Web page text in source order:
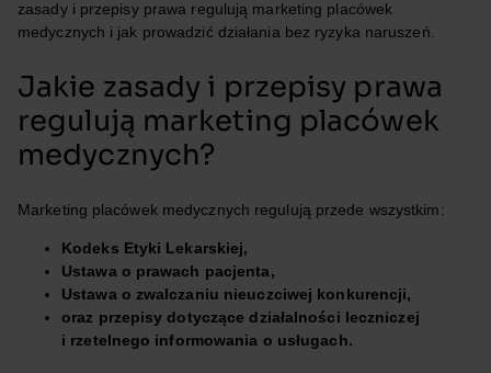
zasady i przepisy prawa regulują marketing placówek
medycznych i jak prowadzić działania bez ryzyka naruszeń.
Jakie zasady i przepisy prawa
regulują marketing placówek
medycznych?
Marketing placówek medycznych regulują przede wszystkim:
Kodeks Etyki Lekarskiej,
Ustawa o prawach pacjenta,
Ustawa o zwalczaniu nieuczciwej konkurencji,
oraz przepisy dotyczące działalności leczniczej
i rzetelnego informowania o usługach.